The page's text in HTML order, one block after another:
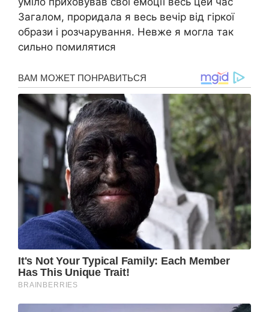
Загалом, проридала я весь вечір від гіркої
образи і розчарування. Невже я могла так
сильно помилятися